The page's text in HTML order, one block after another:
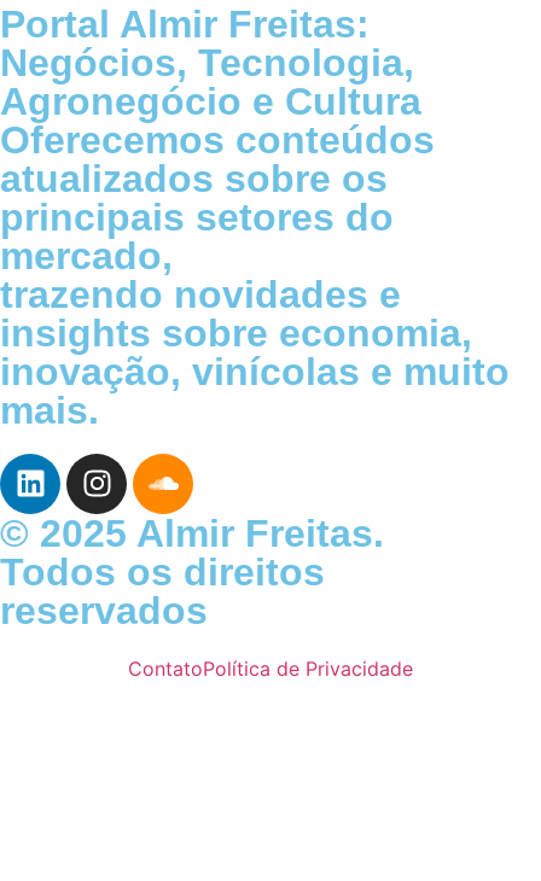
Portal Almir Freitas:
Negócios, Tecnologia,
Agronegócio e Cultura
Oferecemos conteúdos
atualizados sobre os
principais setores do
mercado,
trazendo novidades e
insights sobre economia,
inovação, vinícolas e muito
mais.
© 2025 Almir Freitas.
Todos os direitos
reservados
ContatoPolítica de Privacidade